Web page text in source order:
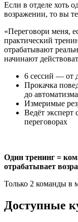
Если в отделе хоть
возражении, то вы
«Переговори меня,
практический
отрабатывают
начинают
6 сессий — от
Прокачка
до
Измеримые
Ведёт
переговорах
Один тренинг =
отрабатывает
Только 2 команды в
Доступные